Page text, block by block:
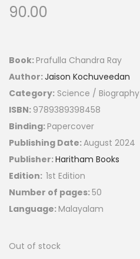
90.00
Book: Prafulla Chandra Ray
Author:Jaison Kochuveedan
Category: Science / Biography
ISBN: 9789389398458
Binding: Papercover
Publishing Date:August 2024
Publisher:Haritham Books
Edition: 1st Edition
Number of pages:50
Language: Malayalam
Out of stock